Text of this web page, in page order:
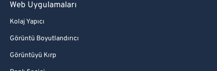
Web Uygulamaları
Kolaj Yapıcı
Görüntü Boyutlandırıcı
Görüntüyü Kırp